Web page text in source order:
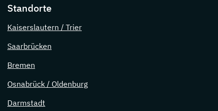
Standorte
Kaiserslautern / Trier
Saarbrücken
Bremen
Osnabrück / Oldenburg
Darmstadt